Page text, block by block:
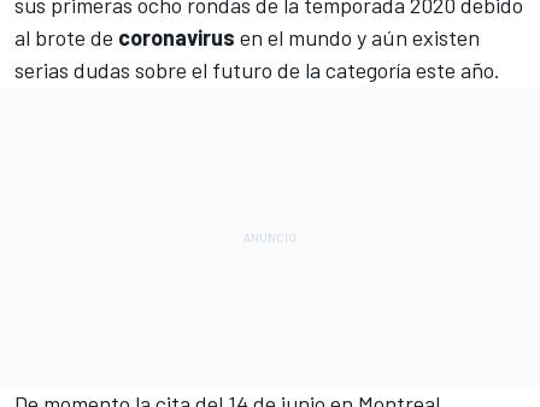
al brote de coronavirus en el mundo y aún existen
serias dudas sobre el futuro de la categoría este año.